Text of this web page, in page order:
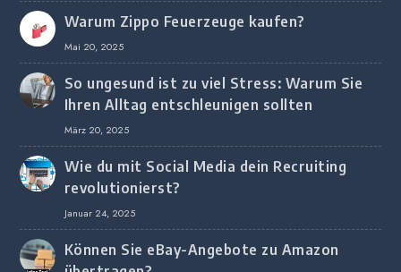
Warum Zippo Feuerzeuge kaufen?
Mai 20, 2025
So ungesund ist zu viel Stress: Warum Sie
Ihren Alltag entschleunigen sollten
März 20, 2025
Wie du mit Social Media dein Recruiting
revolutionierst?
Januar 24, 2025
Können Sie eBay-Angebote zu Amazon